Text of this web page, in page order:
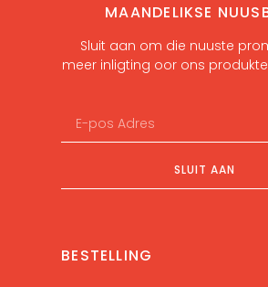
MAANDELIKSE
Sluit aan om die nuuste
meer inligting oor ons
SLUIT AAN
BESTELLING